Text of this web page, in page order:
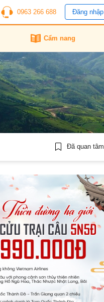
0963 266 688 Đăng nhập
Cẩm nang
Đã quan tâm